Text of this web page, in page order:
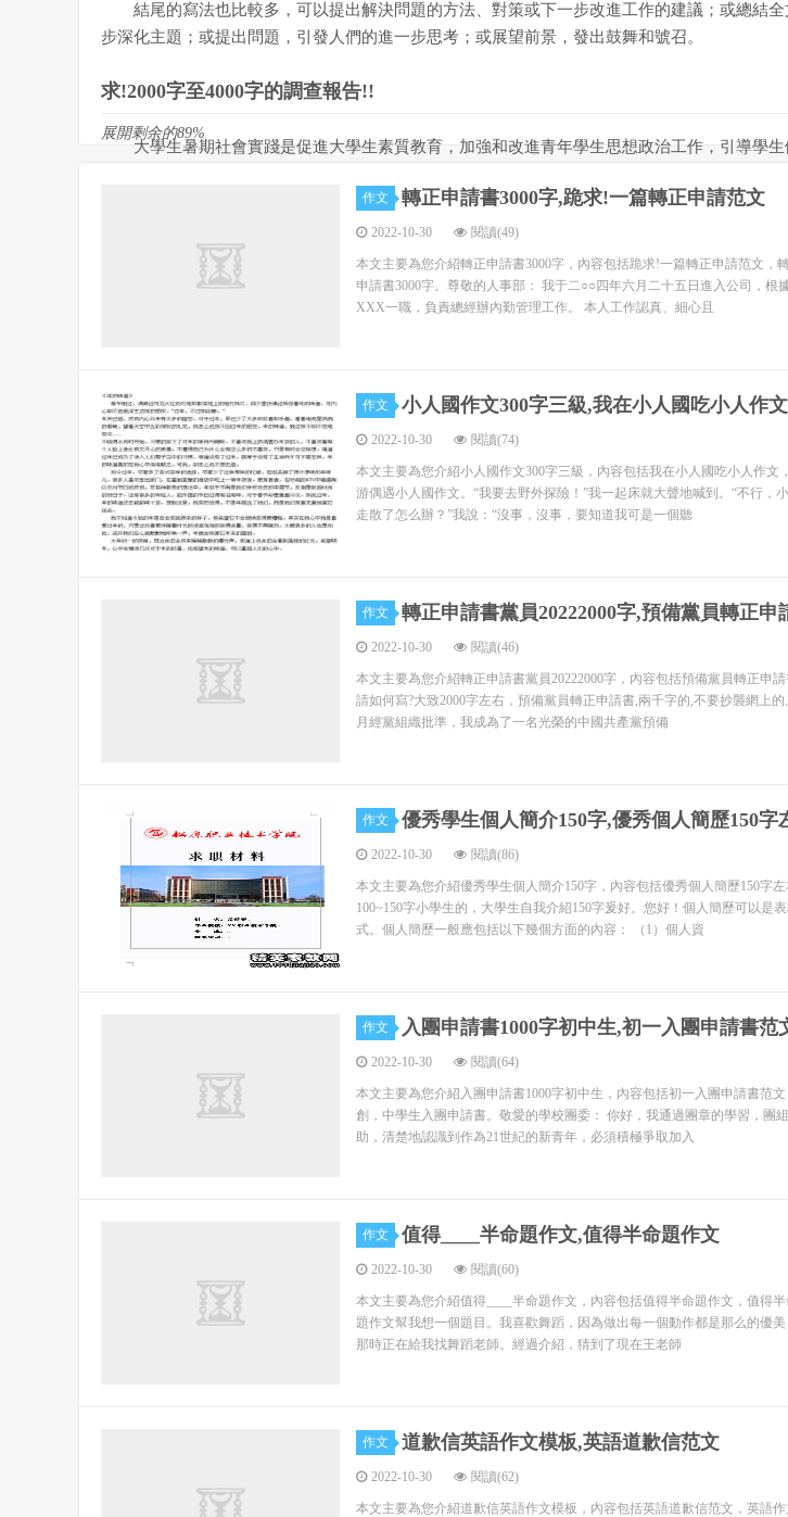
結尾的寫法也比較多，可以提出解決問題的方法、對策或下一步改進工作的建議；或總結
步深化主題；或提出問題，引發人們的進一步思考；或展望前景，發出鼓舞和號召。
求!2000字至4000字的調查報告!!
大學生暑期社會實踐是促進大學生素質教育，加強和改進青年學生思想政治工作，引導學
社會服務，把所學知識運用于實際生活，為家鄉、為社會經濟發展作貢獻。本著這一目的，我院
下鄉”社會實踐活動安排，結合自身實際深入扎實地開展了2007年大學生暑期社會實踐活動。
并積極動員、組織廣大青年學生投身到社會實踐活動中去。在放假前，特召開了各班級班主
調暑期社會實踐。
因為本次社會實踐與以往不同，本次落腳點就是讓學生真正深入到企事業單位、個體、私
期一周的工作，因此，為充分調動廣大學生投身暑期社會實踐的積極性，我們從6月底開始，就
窗，海報等形式對今年暑期實踐活動進行了詳實、細致的宣傳與安排。從號召廣大同學投身暑期
報名流程，再到主題和主要內容、社會實踐過程中的安全注意事項、社會實踐報告的書寫方法、
使暑期社會實踐的組織更加有序，思路更加清晰，確保了我院今年暑期社會實踐工作的全面
出，內涵豐富，形式多樣，特色明顯 今年是我院迎接國家教育部教學工作水平評估的關鍵一年
員組織廣大學生開展社會實踐活動，對于引導學生培養和提升實踐能力和創新精神，以及弘揚
和諧社會建設，樹立科院大學生良好形象，并進而為我校的建設和發展做出貢獻，具有重要意義
長才干，作貢獻”為目的，以“實踐促成才 ，青春創和諧”為主題，積極動員、鼓勵、組織全院廣
踐，，以“面向農村、面向基層、面向科研課題”為方向，引導青年學生與祖國共奮進，與時代同
成長成才的強烈愿望轉化為學習進步的實際行動，在實踐中認識國情，提高素質。
1、點、面結合，靈活多樣。不論是各實踐團隊還是個人，他們圍繞今年的暑期社會實踐主
式，形成全面細致的整體實踐成果。
有深入廠礦進行生產實習的，有深入偏遠山區進行科技文化援助的，也有到農村進行科教、
進行社會調查的，有開展文化服務的，也有開展技術服務的，涵蓋了社會的方方面面。
另外，各專業學生并不僅僅局限于在所學學科范圍內進行社會實踐，而是做了許多探索性
闊。學電子信息專業的學生有從事市場營銷調研的，也有到工廠學本領練技術的，也有為企事業
在深入了解社會的過程中，進行有深度的探究，獲得可貴的一手資料。通過縝密的組織、認真扎
1、通過參與社會實踐活動，使廣大同學對黨的各項方針、政策有了更加深入的理解。在實
讀書、閱讀報刊、走訪、座談、聽報告等方式，結合對黨的各項路線、方針、政策及理論著作
解社會，了解我們民族發展的歷史，了解自力更生、艱苦創業的奮斗歷程，使同學們的愛國主義
飛而奮發讀書的理想更加明確，增強了建設祖國，為社會做貢獻的歷史使命感和責任感。
3、通過實踐活動，使青年大學生的人生觀和價值觀得到了體現，樹立了青年一代大學生的
展開剩余的89%
作文 轉正申請書3000字,跪求!一篇轉正申請范文
2022-10-30 閱讀(49)
本文主要為您介紹轉正申請書3000字，內容包括跪求!一篇轉正申請范文，
申請書3000字。尊敬的人事部： 我于二○○四年六月二十五日進入公司，根
XXX一職，負責總經辦內勤管理工作。 本人工作認真、細心且
作文 小人國作文300字三級,我在小人國吃小人作文
2022-10-30 閱讀(74)
本文主要為您介紹小人國作文300字三級，內容包括我在小人國吃小人作文
游偶遇小人國作文。“我要去野外探險！”我一起床就大聲地喊到。“不行，
走散了怎么辦？”我說：“沒事，沒事，要知道我可是一個聽
作文 轉正申請書黨員20222000字,預備黨員轉正申
2022-10-30 閱讀(46)
本文主要為您介紹轉正申請書黨員20222000字，內容包括預備黨員轉正申
請如何寫?大致2000字左右，預備黨員轉正申請書,兩千字的,不要抄襲網上
月經黨組織批準，我成為了一名光榮的中國共產黨預備
作文 優秀學生個人簡介150字,優秀個人簡歷150字
2022-10-30 閱讀(86)
本文主要為您介紹優秀學生個人簡介150字，內容包括優秀個人簡歷150字
100~150字小學生的，大學生自我介紹150字爰好。您好！個人簡歷可以是
式。個人簡歷一般應包括以下幾個方面的內容： （1）個人資
作文 入團申請書1000字初中生,初一入團申請書范
2022-10-30 閱讀(64)
本文主要為您介紹入團申請書1000字初中生，內容包括初一入團申請書范
創，中學生入團申請書。敬愛的學校團委： 你好，我通過團章的學習，團
助，清楚地認識到作為21世紀的新青年，必須積極爭取加入
作文 值得____半命題作文,值得半命題作文
2022-10-30 閱讀(60)
本文主要為您介紹值得____半命題作文，內容包括值得半命題作文，值得
題作文幫我想一個題目。我喜歡舞蹈，因為做出每一個動作都是那么的優
那時正在給我找舞蹈老師。經過介紹，猜到了現在王老師
作文 道歉信英語作文模板,英語道歉信范文
2022-10-30 閱讀(62)
本文主要為您介紹道歉信英語作文模板，內容包括英語道歉信范文，英語